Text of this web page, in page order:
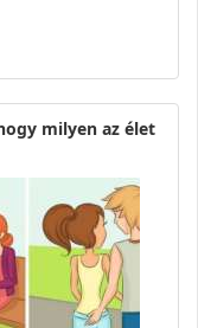
milyen az élet